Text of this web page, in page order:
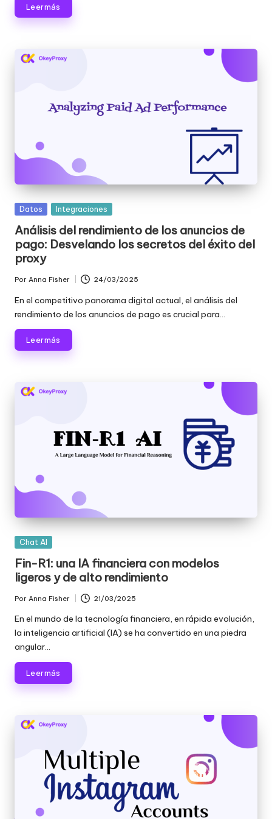
o
x
y
Leer más
Publicada
Datos Integraciones
Análisis del rendimiento de los anuncios de
pago: Desvelando los secretos del éxito del
proxy
Publicado
por
Por Anna Fisher 24/03/2025
En el competitivo panorama digital actual, el análisis del
rendimiento de los anuncios de pago es crucial para...
Leer más
Publicada
Chat AI
Fin-R1: una IA financiera con modelos
ligeros y de alto rendimiento
Publicado
por
Por Anna Fisher 21/03/2025
En el mundo de la tecnología financiera, en rápida evolución,
la inteligencia artificial (IA) se ha convertido en una piedra
angular...
Leer más